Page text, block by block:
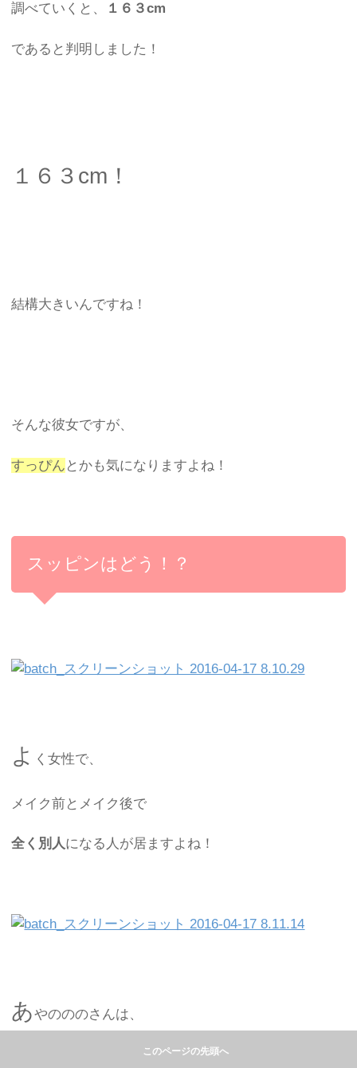
調べていくと、 １６３cm
であると判明しました！
１６３cm！
結構大きいんですね！
そんな彼女ですが、
すっぴん とかも気になりますよね！
スッピンはどう！？
よ く女性で、
メイク前とメイク後で
全く別人になる人が居ますよね！
あやのののさんは、
だな、と思いました！
このページの先頭へ